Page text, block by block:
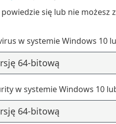
się lub nie
w systemie Windows 10
64-bitową
w systemie Windows 10
64-bitową